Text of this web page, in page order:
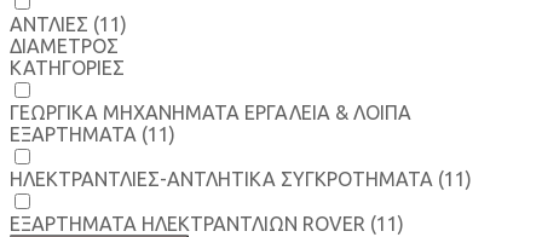
ΑΝΤΛΙΕΣ (11)
ΔΙΑΜΕΤΡΟΣ
ΚΑΤΗΓΟΡΙΕΣ
ΓΕΩΡΓΙΚΑ ΜΗΧΑΝΗΜΑΤΑ ΕΡΓΑΛΕΙΑ & ΛΟΙΠΑ
ΕΞΑΡΤΗΜΑΤΑ (11)
ΗΛΕΚΤΡΑΝΤΛΙΕΣ-ΑΝΤΛΗΤΙΚΑ ΣΥΓΚΡΟΤΗΜΑΤΑ (11)
ΕΞΑΡΤΗΜΑΤΑ HΛΕΚΤΡΑΝΤΛΙΩΝ ROVER (11)